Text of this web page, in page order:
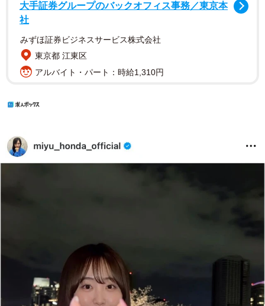
大手証券グループのバックオフィス事務／東京本
社
みずほ証券ビジネスサービス株式会社
東京都 江東区
アルバイト・パート：時給1,310円